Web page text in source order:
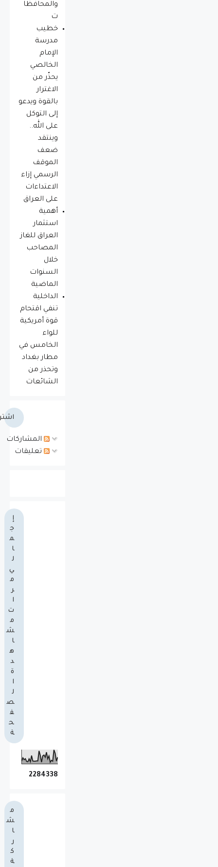
والمحافظا
ت
خطيب
مدرسة
الإمام
الخالصي
يحذّر من
الاغترار
بالقوة ويدعو
إلى التوكل
على الله..
وينتقد
ضعف
الموقف
الرسمي إزاء
الاعتداءات
على العراق
أهمية
استثمار
العراق للغاز
المصاحب
خلال
السنوات
الماضية
الداخلية
تنفي اقتحام
قوة أمريكية
للواء
الخامس في
مطار بغداد
وتحذر من
الشائعات
المشاركات
تعليقات
إ
ج
م
ا
ل
ي
م
ر
ا
ت
م
ش
ا
ه
د
ة
ا
ل
ص
ف
ح
ة
2284338
م
ش
ا
ر
ك
ة